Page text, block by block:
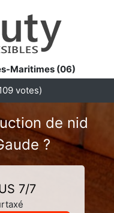
Maritimes (06)
votes)
de nid
?
7/7